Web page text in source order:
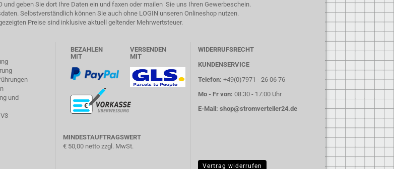
und geben Sie dort Ihre Daten ein und faxen oder mailen Sie uns Ihren Gewerbeschein.
Selbstverständlich können Sie auch ohne LOGIN unseren Onlineshop nutzen.
Preise sind inklusive aktuell geltender Mehrwertsteuer.
und
BEZAHLEN
MIT
VERSENDEN
MIT
MINDESTAUFTRAGSWERT
€ 50,00 netto zzgl. MwSt.
WIDERRUFSRECHT
KUNDENSERVICE
Telefon: +49(0)7971 - 26 06 76
Mo - Fr von: 08:30 - 17:00 Uhr
E-Mail: shop@stromverteiler24.de
Vertrag widerrufen